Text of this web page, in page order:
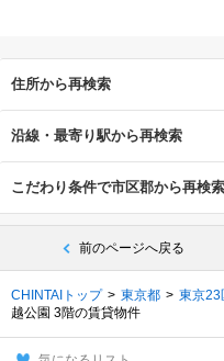
住所から再検索
沿線・最寄り駅から再検索
こだわり条件で市区郡から再検索
前のページへ戻る
CHINTAIトップ 東京都 東京23
越公園 3階の賃貸物件